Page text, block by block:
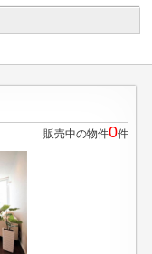
販売中の物件0件